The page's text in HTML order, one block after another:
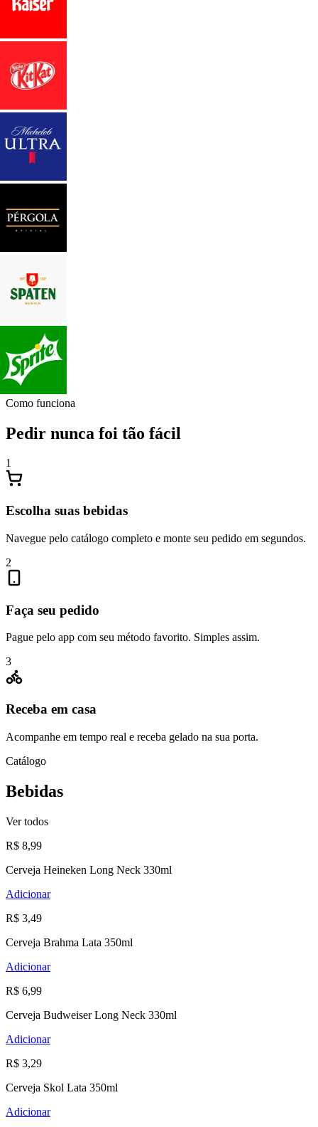
Como funciona
Pedir nunca foi tão fácil
1
Escolha suas bebidas
Navegue pelo catálogo completo e monte seu pedido em segundos.
2
Faça seu pedido
Pague pelo app com seu método favorito. Simples assim.
3
Receba em casa
Acompanhe em tempo real e receba gelado na sua porta.
Catálogo
Bebidas
Ver todos
R$ 8,99
Cerveja Heineken Long Neck 330ml
Adicionar
R$ 3,49
Cerveja Brahma Lata 350ml
Adicionar
R$ 6,99
Cerveja Budweiser Long Neck 330ml
Adicionar
R$ 3,29
Cerveja Skol Lata 350ml
Adicionar